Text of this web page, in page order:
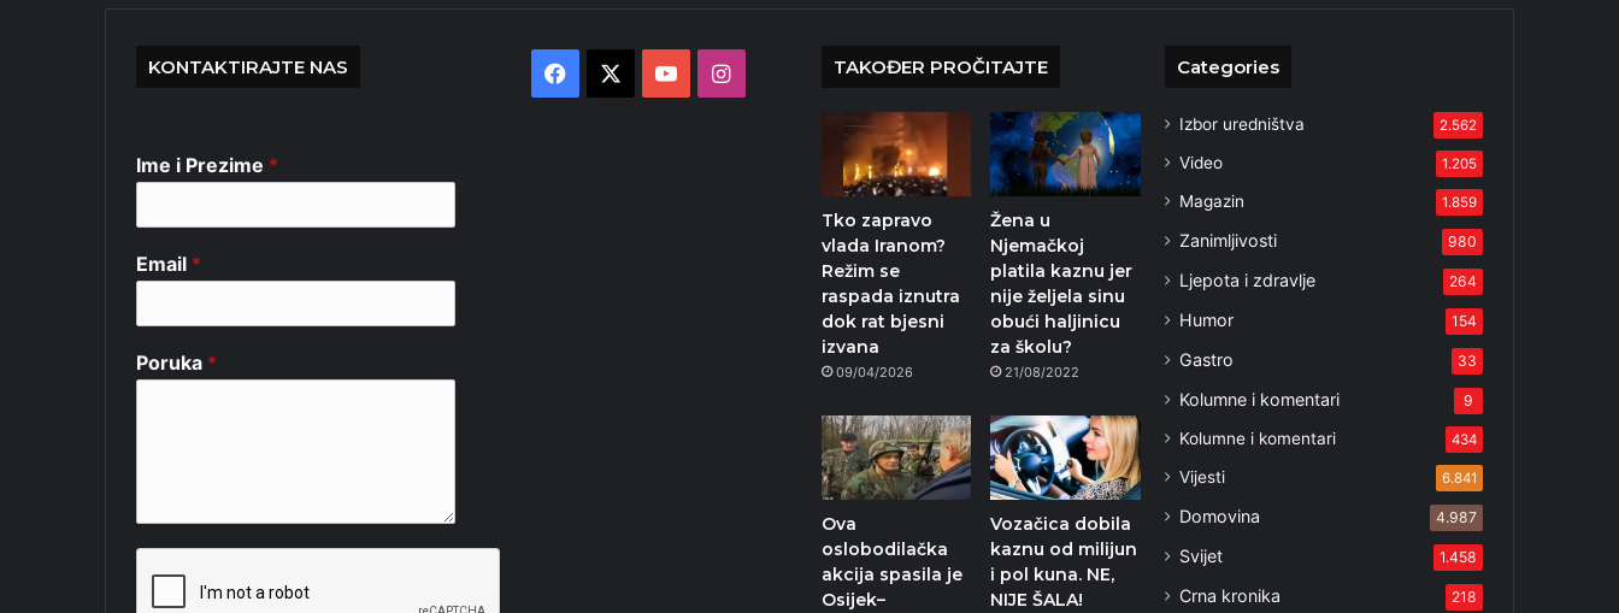
KONTAKTIRAJTE NAS
Ime i Prezime *
Email *
Poruka *
Facebook YouTubeInstagram TAKOĐER PROČITAJTE
Tko zapravo
vlada Iranom?
Režim se
raspada iznutra
dok rat bjesni
izvana
09/04/2026
Žena u
Njemačkoj
platila kaznu jer
nije željela sinu
obući haljinicu
za školu?
21/08/2022
Ova
oslobodilačka
akcija spasila je
Osijek–
Vozačica dobila
kaznu od milijun
i pol kuna. NE,
NIJE ŠALA!
Categories
Izbor uredništva 2.562
Video 1.205
Magazin 1.859
Zanimljivosti 980
Ljepota i zdravlje 264
Humor 154
Gastro 33
Kolumne i komentari 9
Kolumne i komentari 434
Vijesti 6.841
Domovina 4.987
Svijet 1.458
Crna kronika 218